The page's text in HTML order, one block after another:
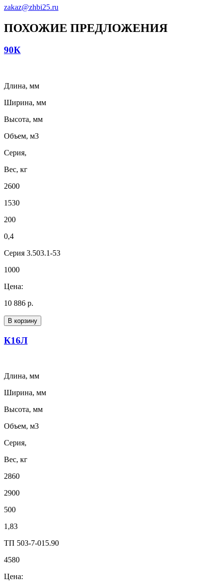
zakaz@zhbi25.ru
ПОХОЖИЕ ПРЕДЛОЖЕНИЯ
90К
Длина, мм
Ширина, мм
Высота, мм
Объем, м3
Серия,
Вес, кг
2600
1530
200
0,4
Серия 3.503.1-53
1000
Цена:
10 886 р.
В корзину
К16Л
Длина, мм
Ширина, мм
Высота, мм
Объем, м3
Серия,
Вес, кг
2860
2900
500
1,83
ТП 503-7-015.90
4580
Цена: